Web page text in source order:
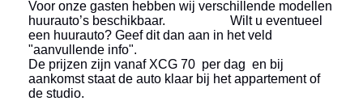
Voor onze gasten hebben wij verschillende modellen
huurauto’s beschikbaar. Wilt u eventueel
een huurauto? Geef dit dan aan in het veld
"aanvullende info".
De prijzen zijn vanaf XCG 70 per dag en bij
aankomst staat de auto klaar bij het appartement of
de studio.